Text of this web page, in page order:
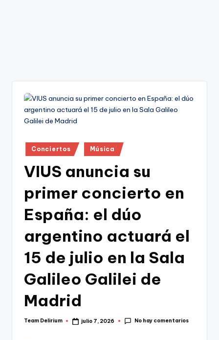
Publicado
en
Conciertos Música
VIUS anuncia su
primer concierto en
España: el dúo
argentino actuará el
15 de julio en la Sala
Galileo Galilei de
Madrid
Publicado
Team Delirium julio 7, 2026 No hay comentarios